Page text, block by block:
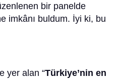
bir panelde
imkânı buldum. İyi ki, bu
yer alan “Türkiye’nin en